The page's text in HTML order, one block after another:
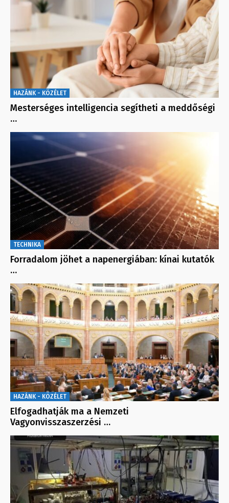
HAZÁNK - KÖZÉLET
Mesterséges intelligencia segítheti a meddőségi
…
TECHNIKA
Forradalom jöhet a napenergiában: kínai kutatók
…
HAZÁNK - KÖZÉLET
Elfogadhatják ma a Nemzeti
Vagyonvisszaszerzési …